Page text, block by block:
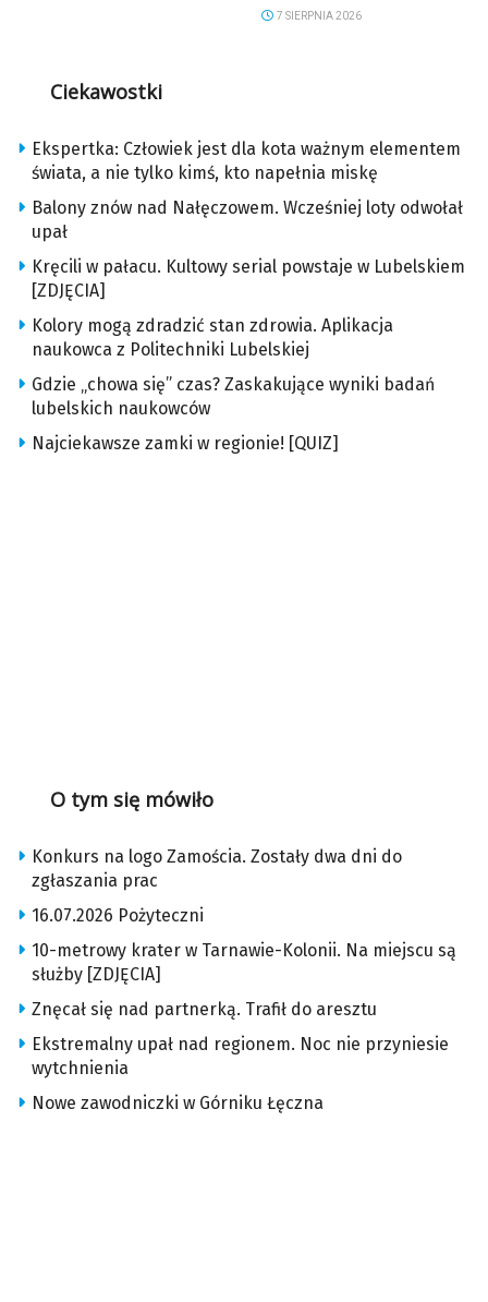
7 SIERPNIA 2026
Ciekawostki
Ekspertka: Człowiek jest dla kota ważnym elementem
świata, a nie tylko kimś, kto napełnia miskę
Balony znów nad Nałęczowem. Wcześniej loty odwołał
upał
Kręcili w pałacu. Kultowy serial powstaje w Lubelskiem
[ZDJĘCIA]
Kolory mogą zdradzić stan zdrowia. Aplikacja
naukowca z Politechniki Lubelskiej
Gdzie „chowa się” czas? Zaskakujące wyniki badań
lubelskich naukowców
Najciekawsze zamki w regionie! [QUIZ]
O tym się mówiło
Konkurs na logo Zamościa. Zostały dwa dni do
zgłaszania prac
16.07.2026 Pożyteczni
10-metrowy krater w Tarnawie-Kolonii. Na miejscu są
służby [ZDJĘCIA]
Znęcał się nad partnerką. Trafił do aresztu
Ekstremalny upał nad regionem. Noc nie przyniesie
wytchnienia
Nowe zawodniczki w Górniku Łęczna